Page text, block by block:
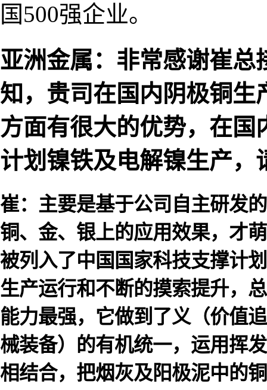
国500强企业。
亚洲金属：非常感谢崔总
知，贵司在国内阴极铜生
方面有很大的优势，在
计划镍铁及电解镍生产，
崔：主要是基于公司自主研发
铜、金、银上的应用效果，才
被列入了中国国家科技支撑计
生产运行和不断的摸索提升，
能力最强，它做到了义（价值
械装备）的有机统一，运用挥
相结合，把烟灰及阳极泥中的